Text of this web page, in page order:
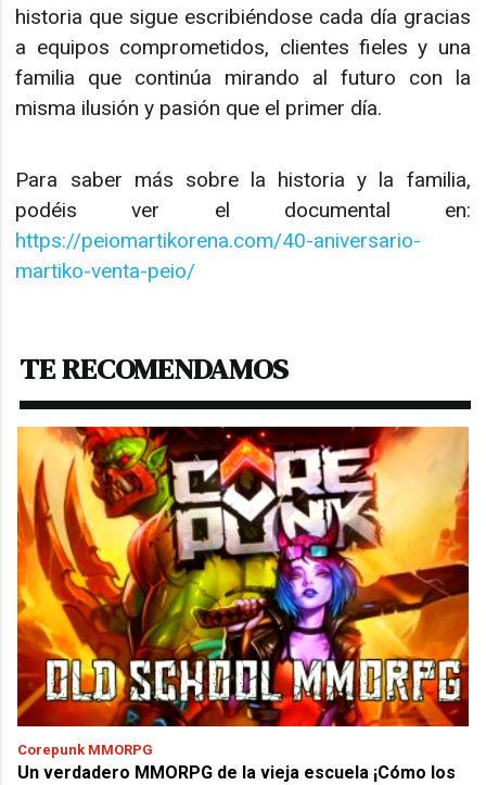
historia que sigue escribiéndose cada día gracias
a equipos comprometidos, clientes fieles y una
familia que continúa mirando al futuro con la
misma ilusión y pasión que el primer día.
Para saber más sobre la historia y la familia,
podéis ver el documental en:
https://peiomartikorena.com/40-aniversario-
martiko-venta-peio/
TE RECOMENDAMOS
Corepunk MMORPG
Un verdadero MMORPG de la vieja escuela ¡Cómo los